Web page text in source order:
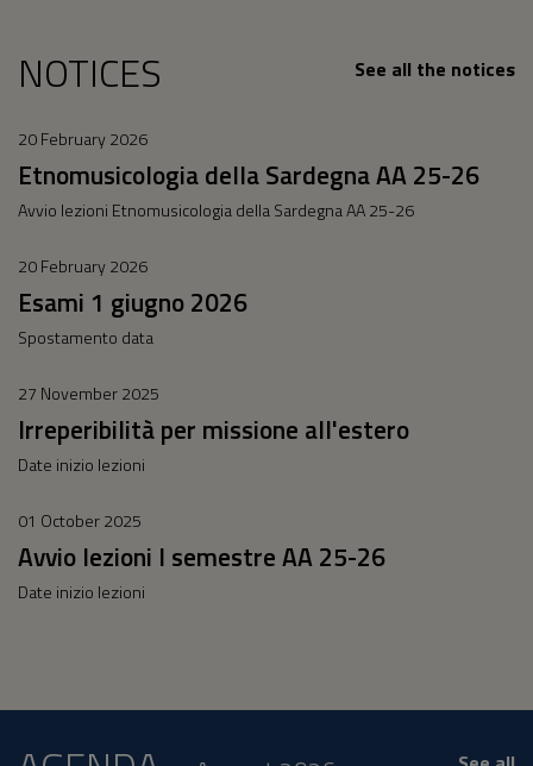
NOTICES See all the notices
20 February 2026
Etnomusicologia della Sardegna AA 25-26
Avvio lezioni Etnomusicologia della Sardegna AA 25-26
20 February 2026
Esami 1 giugno 2026
Spostamento data
27 November 2025
Irreperibilità per missione all'estero
Date inizio lezioni
01 October 2025
Avvio lezioni I semestre AA 25-26
Date inizio lezioni